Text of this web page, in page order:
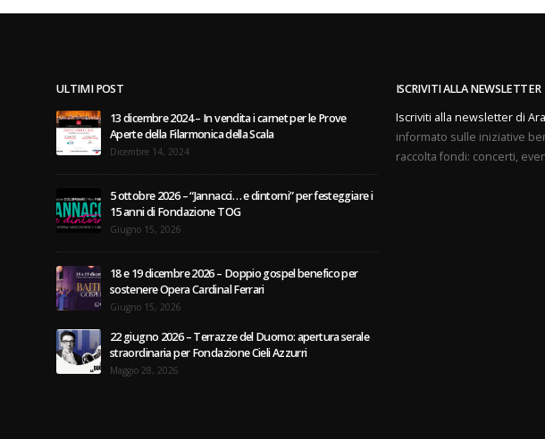
ULTIMI POST
13 dicembre 2024 – In vendita i carnet per le Prove
Aperte della Filarmonica della Scala
Dicembre 14, 2024
5 ottobre 2026 – “Jannacci… e dintorni” per festeggiare i
15 anni di Fondazione TOG
Giugno 15, 2026
18 e 19 dicembre 2026 – Doppio gospel benefico per
sostenere Opera Cardinal Ferrari
Giugno 15, 2026
22 giugno 2026 – Terrazze del Duomo: apertura serale
straordinaria per Fondazione Cieli Azzurri
Maggio 28, 2026
ISCRIVITI ALLA NEWSLETTER
Iscriviti alla newsletter di
informato sulle iniziative
raccolta fondi: concerti,